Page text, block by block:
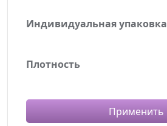
Индивидуальная упаковка
Плотность
Применить